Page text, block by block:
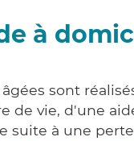
à
sont
de vie, d'une
suite à une